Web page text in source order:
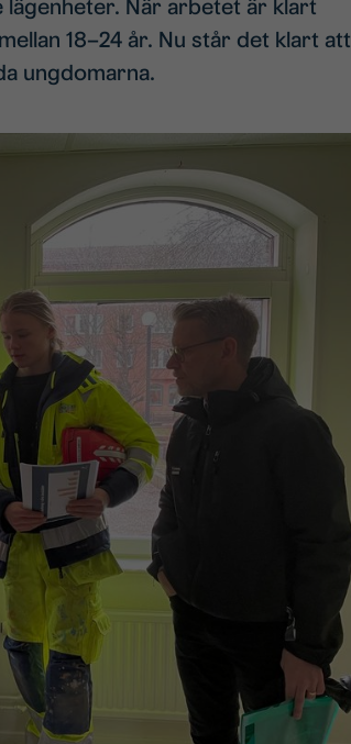
När arbetet är klart
18–24 år. Nu står det klart att
ungdomarna.